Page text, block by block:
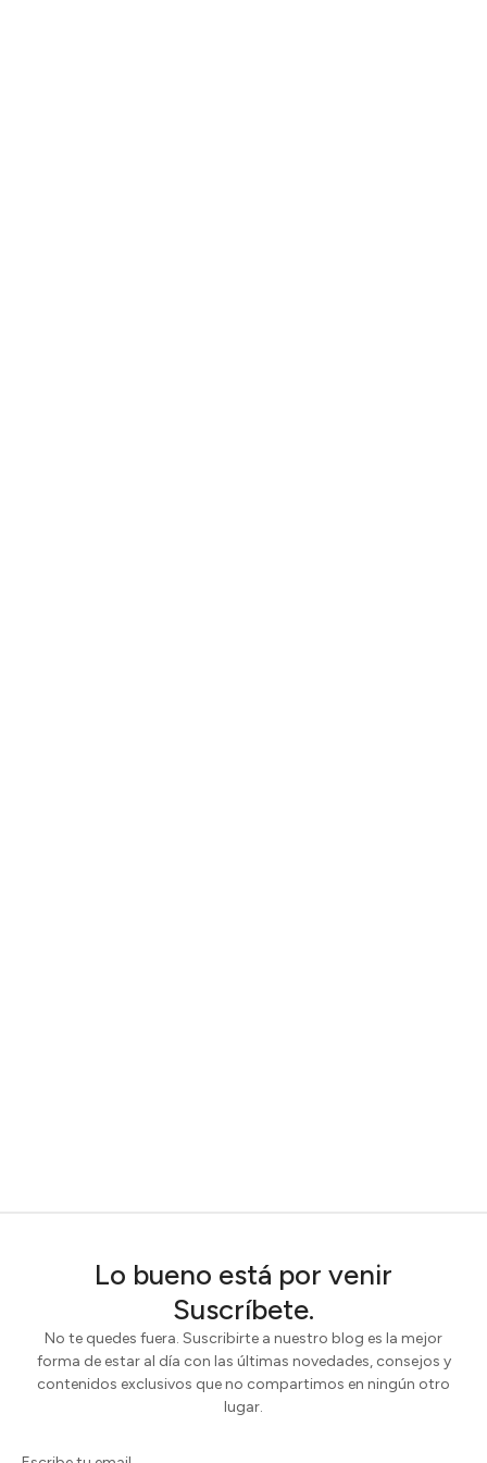
Lo bueno está por venir
Suscríbete.
No te quedes fuera. Suscribirte a nuestro blog es la mejor
forma de estar al día con las últimas novedades, consejos y
contenidos exclusivos que no compartimos en ningún otro
lugar.